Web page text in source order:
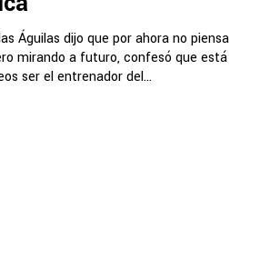
Águilas dijo que por ahora no piensa
mirando a futuro, confesó que está
ser el entrenador del...